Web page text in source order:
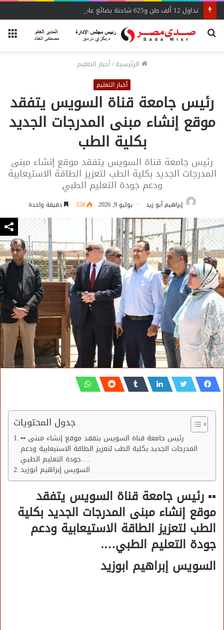
بحث
الرئيسية/أخبار التعليم
أخبار التعليم
رئيس جامعة قناة السويس يتفقد
موقع إنشاء مبنى المدرجات الجديد
بكلية الطب
رئيس جامعة قناة السويس يتفقد موقع إنشاء مبنى
المدرجات الجديد بكلية الطب لتعزيز الطاقة الاستيعابية
ودعم جودة التعليم الطبي
إبراهيم أبو زيد يوليو 9, 2026 558 دقيقة واحدة
جدول المحتويات
▪︎▪︎ رئيس جامعة قناة السويس يتفقد موقع إنشاء مبنى
المدرجات الجديد بكلية الطب لتعزيز الطاقة الاستيعابية ودعم
جودة التعليم الطبي….
السويس إبراهيم ابوزيد
▪︎▪︎ رئيس جامعة قناة السويس يتفقد
موقع إنشاء مبنى المدرجات الجديد بكلية
الطب لتعزيز الطاقة الاستيعابية ودعم
جودة التعليم الطبي….
السويس إبراهيم ابوزيد